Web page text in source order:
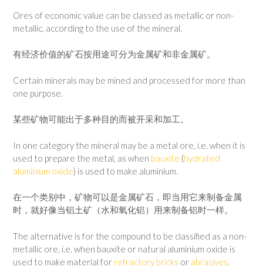
Ores of economic value can be classed as metallic or non-
metallic, according to the use of the mineral.
有经济价值的矿石按用途可分为金属矿和非金属矿。
Certain minerals may be mined and processed for more than
one purpose.
某些矿物可能出于多种目的而被开采和加工。
In one category the mineral may be a metal ore, i.e. when it is
used to prepare the metal, as when bauxite (hydrated
aluminium oxide) is used to make aluminium.
在一个类别中，矿物可以是金属矿石，即当用它来制备金属
时，就好像当铝土矿（水和氧化铝）用来制备铝时一样。
The alternative is for the compound to be classified as a non-
metallic ore, i.e. when bauxite or natural aluminium oxide is
used to make material for refractory bricks or abrasives.